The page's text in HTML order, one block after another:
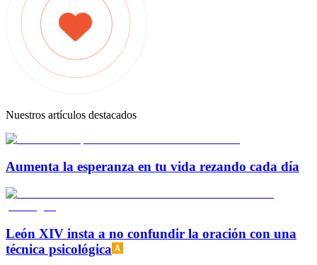
Nuestros artículos destacados
Aumenta la esperanza en tu vida rezando cada día
León XIV insta a no confundir la oración con una
técnica psicológica